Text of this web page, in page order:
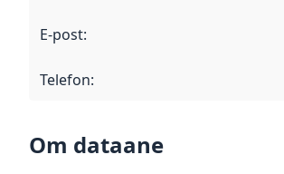
E-post:
Telefon:
Om dataane